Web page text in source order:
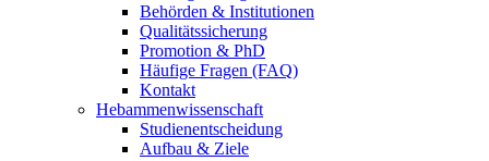
Behörden & Institutionen
Qualitätssicherung
Promotion & PhD
Häufige Fragen (FAQ)
Kontakt
Hebammenwissenschaft
Studienentscheidung
Aufbau & Ziele